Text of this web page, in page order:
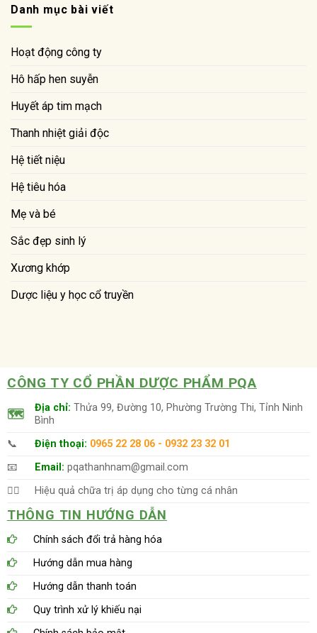
Danh mục bài viết
Hoạt động công ty
Hô hấp hen suyễn
Huyết áp tim mạch
Thanh nhiệt giải độc
Hệ tiết niệu
Hệ tiêu hóa
Mẹ và bé
Sắc đẹp sinh lý
Xương khớp
Dược liệu y học cổ truyền
CÔNG TY CỔ PHẦN DƯỢC PHẨM PQA
🗺 Địa chỉ: Thửa 99, Đường 10, Phường Trường Thi, Tỉnh Ninh
Bình
📞
Điện thoại: 0965 22 28 06 - 0932 23 32 01
📧
Email: pqathanhnam@gmail.com
👨‍⚕️
Hiệu quả chữa trị áp dụng cho từng cá nhân
THÔNG TIN HƯỚNG DẪN
Chính sách đổi trả hàng hóa
Hướng dẫn mua hàng
Hướng dẫn thanh toán
Quy trình xử lý khiếu nại